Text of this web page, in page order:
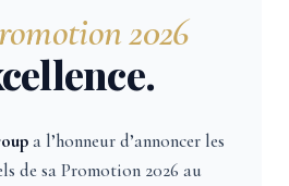
2026
a l’honneur d’annoncer les
de sa Promotion 2026 au